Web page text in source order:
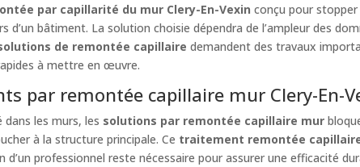
par capillarité du mur Clery-En-Vexin conçu pour stopper
d’un bâtiment. La solution choisie dépendra de l’ampleur des
de remontée capillaire demandent des travaux
à mettre en œuvre.
par remontée capillaire mur Clery-En-
dans les murs, les solutions par remontée capillaire mur
à la structure principale. Ce traitement remontée
professionnel reste nécessaire pour assurer une efficacité